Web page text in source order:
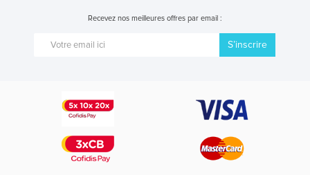
Recevez nos meilleures offres par email :
S’inscrire